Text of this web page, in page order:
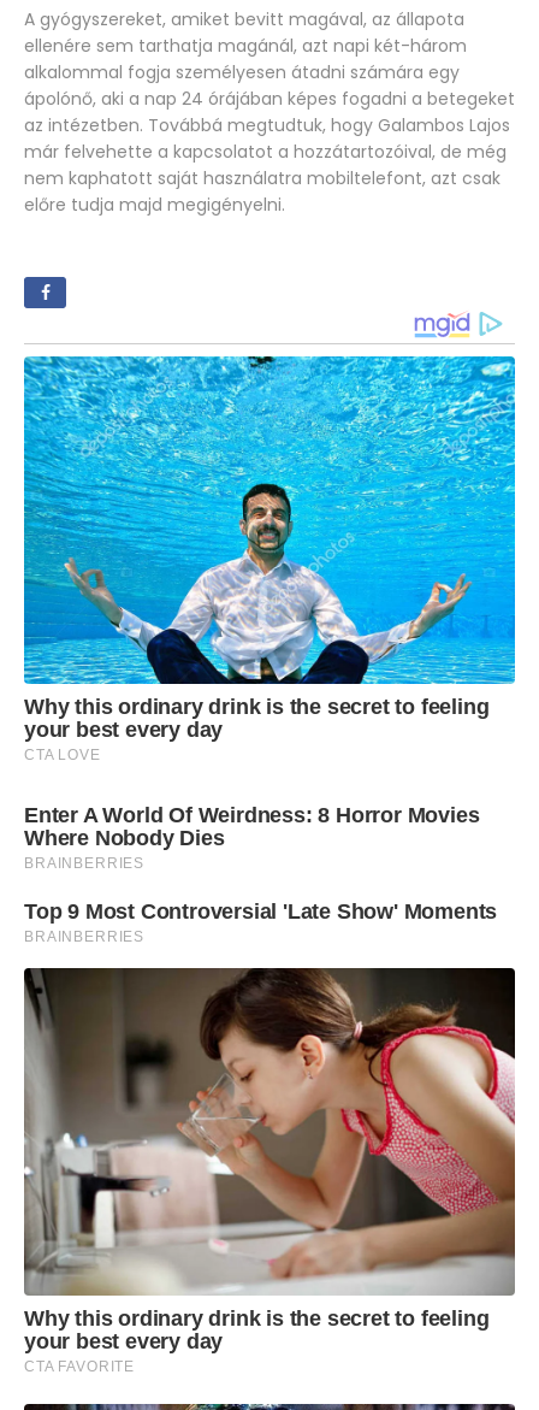
A gyógyszereket, amiket bevitt magával, az állapota
ellenére sem tarthatja magánál, azt napi két-három
alkalommal fogja személyesen átadni számára egy
ápolónő, aki a nap 24 órájában képes fogadni a betegeket
az intézetben. Továbbá megtudtuk, hogy Galambos Lajos
már felvehette a kapcsolatot a hozzátartozóival, de még
nem kaphatott saját használatra mobiltelefont, azt csak
előre tudja majd megigényelni.